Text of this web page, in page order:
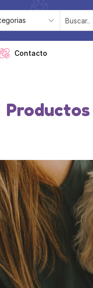
Contacto